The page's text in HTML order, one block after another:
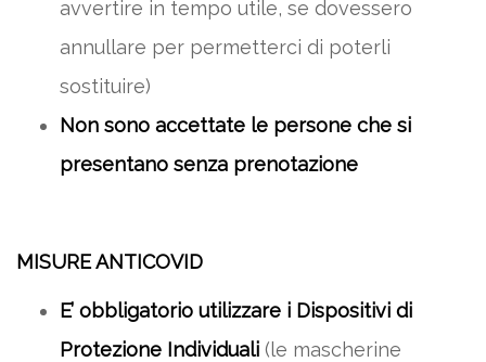
avvertire in tempo utile, se dovessero
annullare per permetterci di poterli
sostituire)
Non sono accettate le persone che si
presentano senza prenotazione
MISURE ANTICOVID
E’ obbligatorio utilizzare i Dispositivi di
Protezione Individuali (le mascherine